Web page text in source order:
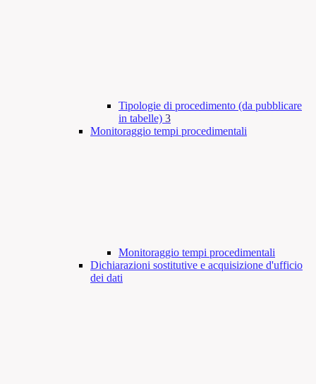
Tipologie di procedimento (da pubblicare
in tabelle) 3
Monitoraggio tempi procedimentali
Monitoraggio tempi procedimentali
Dichiarazioni sostitutive e acquisizione d'ufficio
dei dati